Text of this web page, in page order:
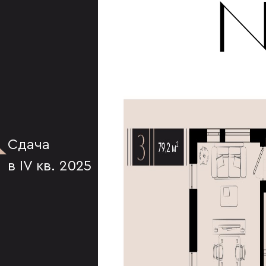
Сдача
в IV кв. 2025